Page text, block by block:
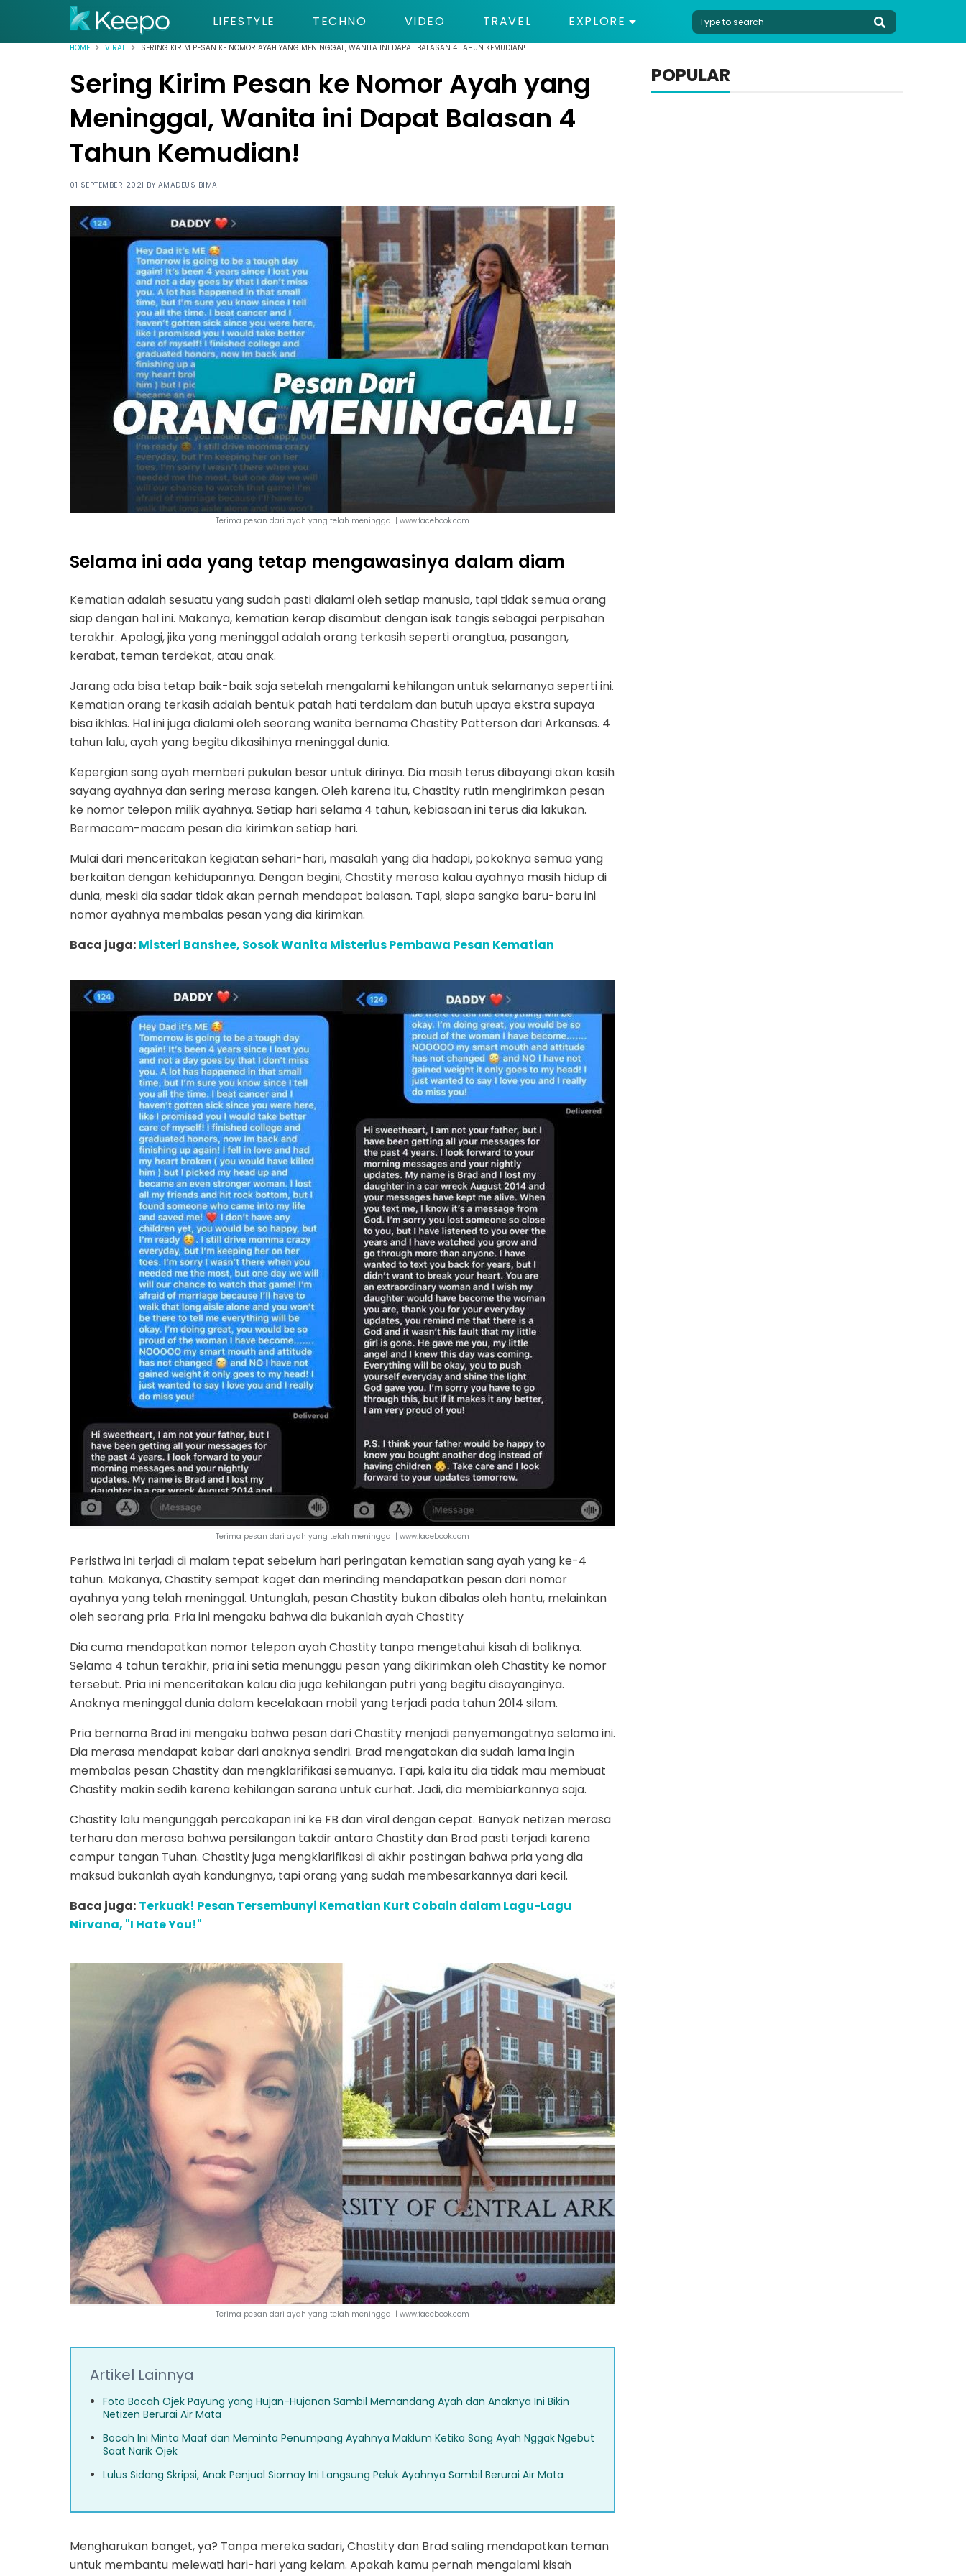
LIFESTYLE TECHNO VIDEO TRAVEL EXPLORE
HOME VIRAL SERING KIRIM PESAN KE NOMOR AYAH YANG MENINGGAL, WANITA INI DAPAT BALASAN 4 TAHUN KEMUDIAN!
Sering Kirim Pesan ke Nomor Ayah yang
Meninggal, Wanita ini Dapat Balasan 4
Tahun Kemudian!
01 SEPTEMBER 2021 BY AMADEUS BIMA
Terima pesan dari ayah yang telah meninggal | www.facebook.com
Selama ini ada yang tetap mengawasinya dalam diam
Kematian adalah sesuatu yang sudah pasti dialami oleh setiap manusia, tapi tidak semua orang
siap dengan hal ini. Makanya, kematian kerap disambut dengan isak tangis sebagai perpisahan
terakhir. Apalagi, jika yang meninggal adalah orang terkasih seperti orangtua, pasangan,
kerabat, teman terdekat, atau anak.
Jarang ada bisa tetap baik-baik saja setelah mengalami kehilangan untuk selamanya seperti ini.
Kematian orang terkasih adalah bentuk patah hati terdalam dan butuh upaya ekstra supaya
bisa ikhlas. Hal ini juga dialami oleh seorang wanita bernama Chastity Patterson dari Arkansas. 4
tahun lalu, ayah yang begitu dikasihinya meninggal dunia.
Kepergian sang ayah memberi pukulan besar untuk dirinya. Dia masih terus dibayangi akan kasih
sayang ayahnya dan sering merasa kangen. Oleh karena itu, Chastity rutin mengirimkan pesan
ke nomor telepon milik ayahnya. Setiap hari selama 4 tahun, kebiasaan ini terus dia lakukan.
Bermacam-macam pesan dia kirimkan setiap hari.
Mulai dari menceritakan kegiatan sehari-hari, masalah yang dia hadapi, pokoknya semua yang
berkaitan dengan kehidupannya. Dengan begini, Chastity merasa kalau ayahnya masih hidup di
dunia, meski dia sadar tidak akan pernah mendapat balasan. Tapi, siapa sangka baru-baru ini
nomor ayahnya membalas pesan yang dia kirimkan.
Baca juga: Misteri Banshee, Sosok Wanita Misterius Pembawa Pesan Kematian
Terima pesan dari ayah yang telah meninggal | www.facebook.com
Peristiwa ini terjadi di malam tepat sebelum hari peringatan kematian sang ayah yang ke-4
tahun. Makanya, Chastity sempat kaget dan merinding mendapatkan pesan dari nomor
ayahnya yang telah meninggal. Untunglah, pesan Chastity bukan dibalas oleh hantu, melainkan
oleh seorang pria. Pria ini mengaku bahwa dia bukanlah ayah Chastity
Dia cuma mendapatkan nomor telepon ayah Chastity tanpa mengetahui kisah di baliknya.
Selama 4 tahun terakhir, pria ini setia menunggu pesan yang dikirimkan oleh Chastity ke nomor
tersebut. Pria ini menceritakan kalau dia juga kehilangan putri yang begitu disayanginya.
Anaknya meninggal dunia dalam kecelakaan mobil yang terjadi pada tahun 2014 silam.
Pria bernama Brad ini mengaku bahwa pesan dari Chastity menjadi penyemangatnya selama ini.
Dia merasa mendapat kabar dari anaknya sendiri. Brad mengatakan dia sudah lama ingin
membalas pesan Chastity dan mengklarifikasi semuanya. Tapi, kala itu dia tidak mau membuat
Chastity makin sedih karena kehilangan sarana untuk curhat. Jadi, dia membiarkannya saja.
Chastity lalu mengunggah percakapan ini ke FB dan viral dengan cepat. Banyak netizen merasa
terharu dan merasa bahwa persilangan takdir antara Chastity dan Brad pasti terjadi karena
campur tangan Tuhan. Chastity juga mengklarifikasi di akhir postingan bahwa pria yang dia
maksud bukanlah ayah kandungnya, tapi orang yang sudah membesarkannya dari kecil.
Baca juga: Terkuak! Pesan Tersembunyi Kematian Kurt Cobain dalam Lagu-Lagu
Nirvana, "I Hate You!"
Terima pesan dari ayah yang telah meninggal | www.facebook.com
Artikel Lainnya
Foto Bocah Ojek Payung yang Hujan-Hujanan Sambil Memandang Ayah dan Anaknya Ini Bikin
Netizen Berurai Air Mata
Bocah Ini Minta Maaf dan Meminta Penumpang Ayahnya Maklum Ketika Sang Ayah Nggak Ngebut
Saat Narik Ojek
Lulus Sidang Skripsi, Anak Penjual Siomay Ini Langsung Peluk Ayahnya Sambil Berurai Air Mata
Mengharukan banget, ya? Tanpa mereka sadari, Chastity dan Brad saling mendapatkan teman
untuk membantu melewati hari-hari yang kelam. Apakah kamu pernah mengalami kisah
POPULAR